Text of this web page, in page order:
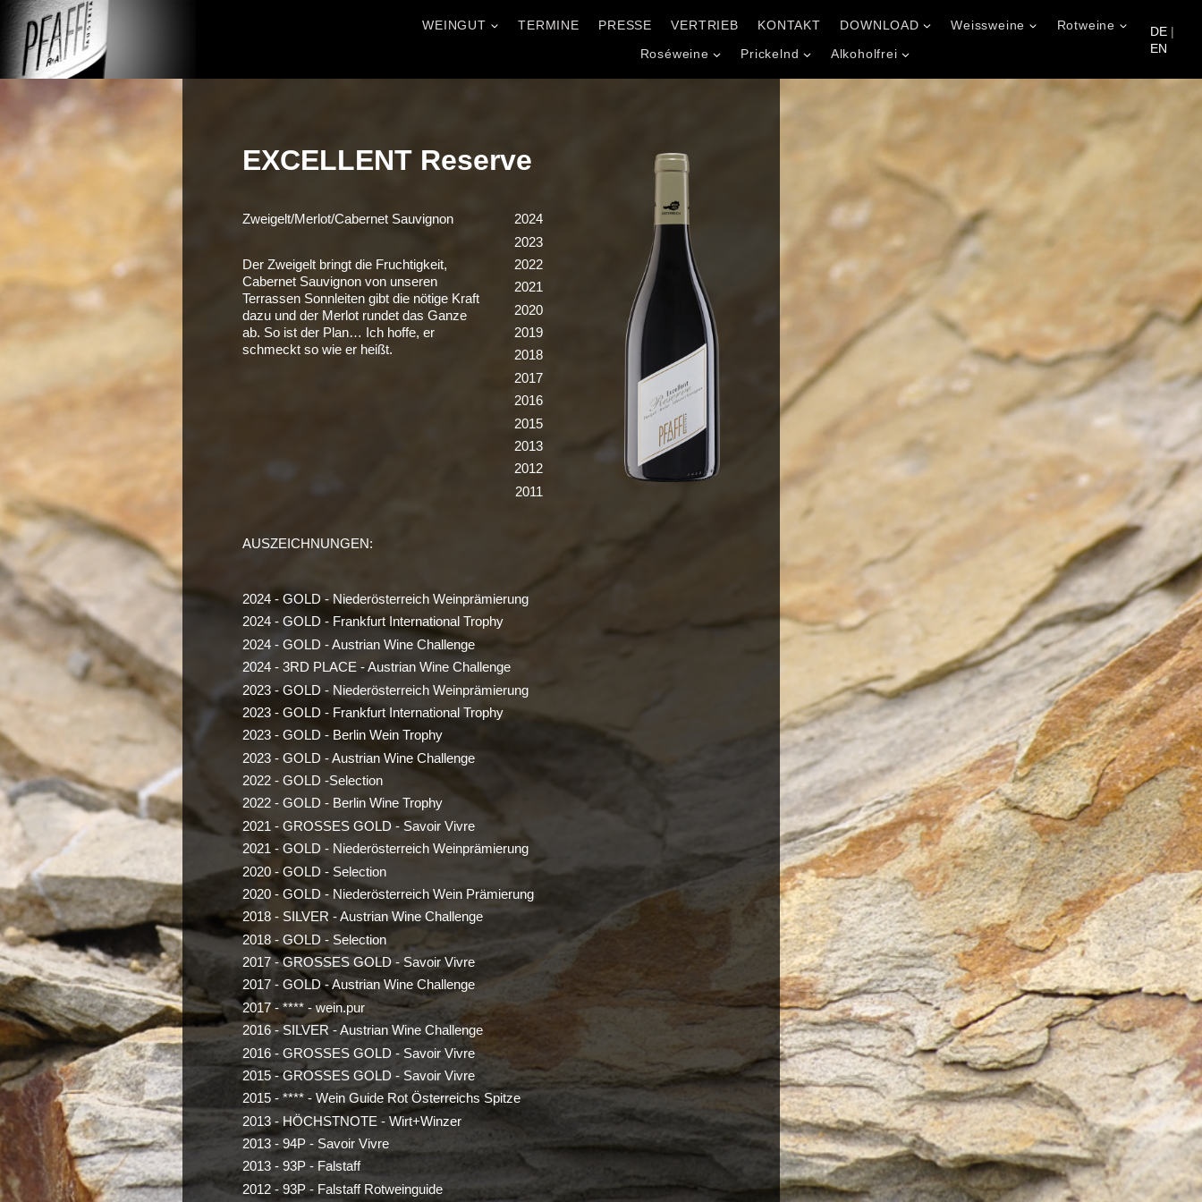
Zum
Inhalt
springen
WEINGUT TERMINE PRESSE VERTRIEB KONTAKT DOWNLOAD Weissweine Rotweine
Roséweine Prickelnd Alkoholfrei
DE |
EN
EXCELLENT Reserve
Zweigelt/Merlot/Cabernet Sauvignon
Der Zweigelt bringt die Fruchtigkeit,
Cabernet Sauvignon von unseren
Terrassen Sonnleiten gibt die nötige Kraft
dazu und der Merlot rundet das Ganze
ab. So ist der Plan… Ich hoffe, er
schmeckt so wie er heißt.
2024
2023
2022
2021
2020
2019
2018
2017
2016
2015
2013
2012
2011
AUSZEICHNUNGEN:
2024 - GOLD - Niederösterreich Weinprämierung
2024 - GOLD - Frankfurt International Trophy
2024 - GOLD - Austrian Wine Challenge
2024 - 3RD PLACE - Austrian Wine Challenge
2023 - GOLD - Niederösterreich Weinprämierung
2023 - GOLD - Frankfurt International Trophy
2023 - GOLD - Berlin Wein Trophy
2023 - GOLD - Austrian Wine Challenge
2022 - GOLD -Selection
2022 - GOLD - Berlin Wine Trophy
2021 - GROSSES GOLD - Savoir Vivre
2021 - GOLD - Niederösterreich Weinprämierung
2020 - GOLD - Selection
2020 - GOLD - Niederösterreich Wein Prämierung
2018 - SILVER - Austrian Wine Challenge
2018 - GOLD - Selection
2017 - GROSSES GOLD - Savoir Vivre
2017 - GOLD - Austrian Wine Challenge
2017 - **** - wein.pur
2016 - SILVER - Austrian Wine Challenge
2016 - GROSSES GOLD - Savoir Vivre
2015 - GROSSES GOLD - Savoir Vivre
2015 - **** - Wein Guide Rot Österreichs Spitze
2013 - HÖCHSTNOTE - Wirt+Winzer
2013 - 94P - Savoir Vivre
2013 - 93P - Falstaff
2012 - 93P - Falstaff Rotweinguide